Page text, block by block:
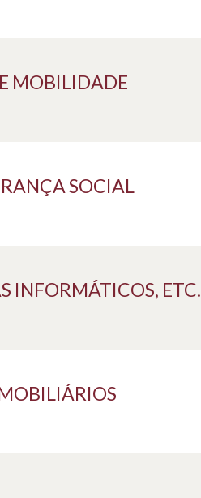
MOBILIDADE
SOCIAL
INFORMÁTICOS, ETC.